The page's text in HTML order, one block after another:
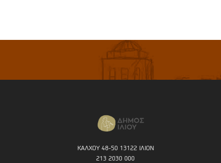
ΚΑΛΧΟΥ 48-50 13122 ΙΛΙΟΝ
213 2030 000